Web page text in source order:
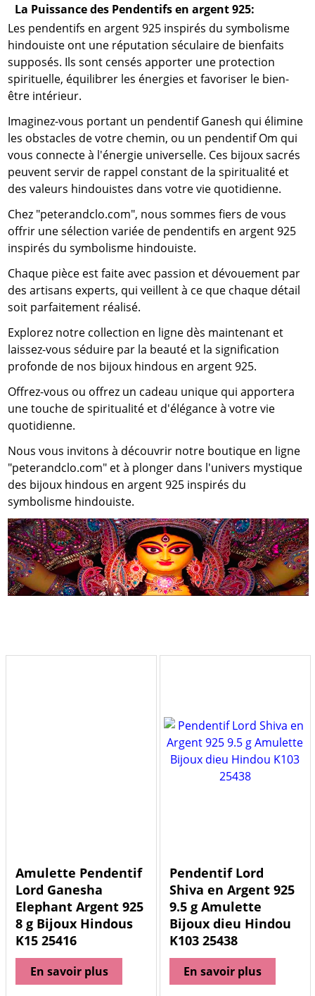
La Puissance des Pendentifs en argent 925:
Les pendentifs en argent 925 inspirés du symbolisme
hindouiste ont une réputation séculaire de bienfaits
supposés. Ils sont censés apporter une protection
spirituelle, équilibrer les énergies et favoriser le bien-
être intérieur.
Imaginez-vous portant un pendentif Ganesh qui élimine
les obstacles de votre chemin, ou un pendentif Om qui
vous connecte à l'énergie universelle. Ces bijoux sacrés
peuvent servir de rappel constant de la spiritualité et
des valeurs hindouistes dans votre vie quotidienne.
Chez "peterandclo.com", nous sommes fiers de vous
offrir une sélection variée de pendentifs en argent 925
inspirés du symbolisme hindouiste.
Chaque pièce est faite avec passion et dévouement par
des artisans experts, qui veillent à ce que chaque détail
soit parfaitement réalisé.
Explorez notre collection en ligne dès maintenant et
laissez-vous séduire par la beauté et la signification
profonde de nos bijoux hindous en argent 925.
Offrez-vous ou offrez un cadeau unique qui apportera
une touche de spiritualité et d'élégance à votre vie
quotidienne.
Nous vous invitons à découvrir notre boutique en ligne
"peterandclo.com" et à plonger dans l'univers mystique
des bijoux hindous en argent 925 inspirés du
symbolisme hindouiste.
Amulette Pendentif
Lord Ganesha
Elephant Argent 925
8 g Bijoux Hindous
K15 25416
En savoir plus
Pendentif Lord
Shiva en Argent 925
9.5 g Amulette
Bijoux dieu Hindou
K103 25438
En savoir plus